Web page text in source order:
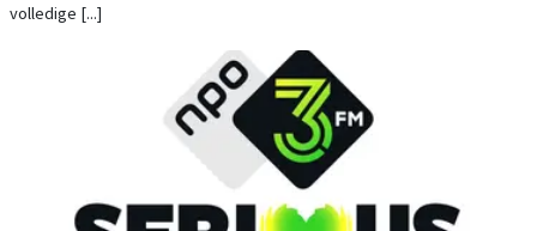
volledige [...]